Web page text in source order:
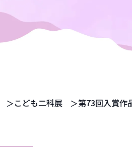
設保育
こども二科展 第73回入賞作